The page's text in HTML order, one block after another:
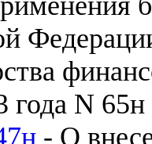
года N 65н
- О